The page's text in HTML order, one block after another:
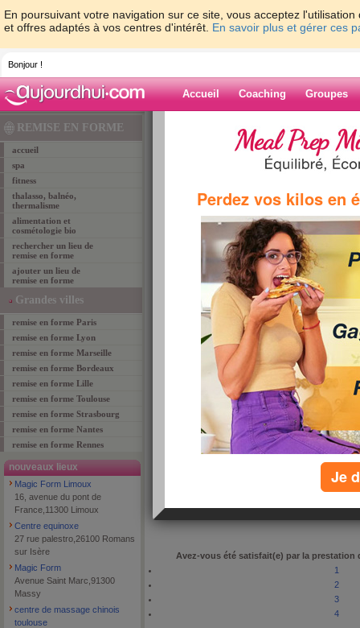
En poursuivant votre navigation sur ce site, vous acceptez
et offres adaptés à vos centres d'intérêt. En savoir plus et gérer ces
Bonjour !
Accueil Coaching Groupes
REMISE EN FORME
accueil
spa
fitness
thalasso, balnéo,
thermalisme
alimentation et
cosmétologie bio
rechercher un lieu de
remise en forme
ajouter un lieu de
remise en forme
Grandes villes
remise en forme Paris
remise en forme Lyon
remise en forme Marseille
remise en forme Bordeaux
remise en forme Lille
remise en forme Toulouse
remise en forme Strasbourg
remise en forme Nantes
remise en forme Rennes
nouveaux lieux
Magic Form Limoux
16, avenue du pont de
France,11300 Limoux
Centre equinoxe
27 rue palestro,26100 Romans
sur Isère
Magic Form
Avenue Saint Marc,91300
Massy
centre de massage chinois
toulouse
> fit studio
FIT STUDIO
7 Rue Des Bons Enfants
38000
Avez-vous été satisfait(e) par la prestation
1
2
3
4
Perdez vos kilos en
Je